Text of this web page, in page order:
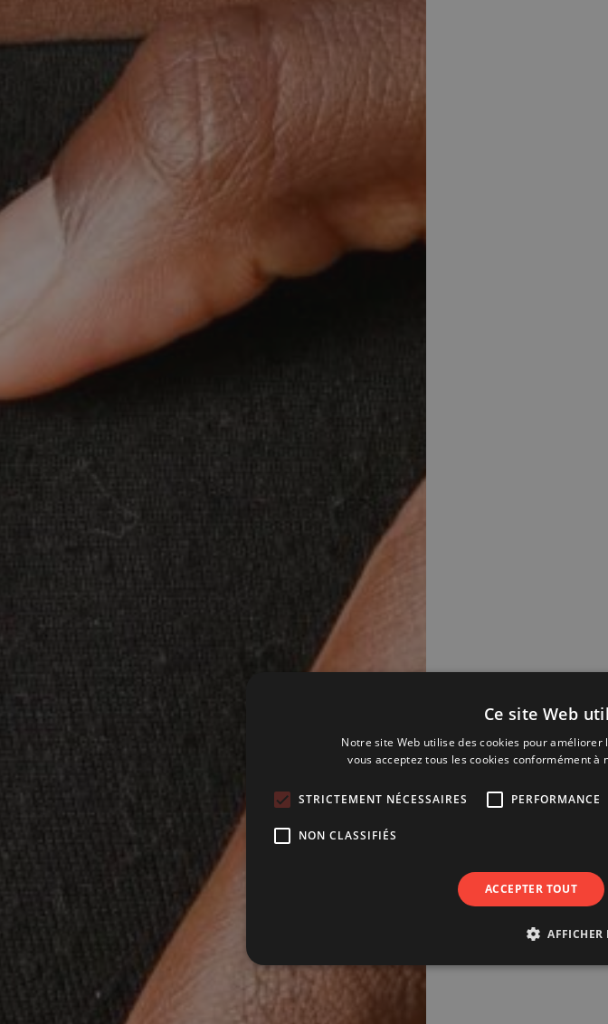
Ce site Web
Notre site Web utilise des cookies pour
vous acceptez tous les cookies conformément
STRICTEMENT NÉCESSAIRES PERFORMANCE
NON CLASSIFIÉS
ACCEPTER TOUT
AFFICHER